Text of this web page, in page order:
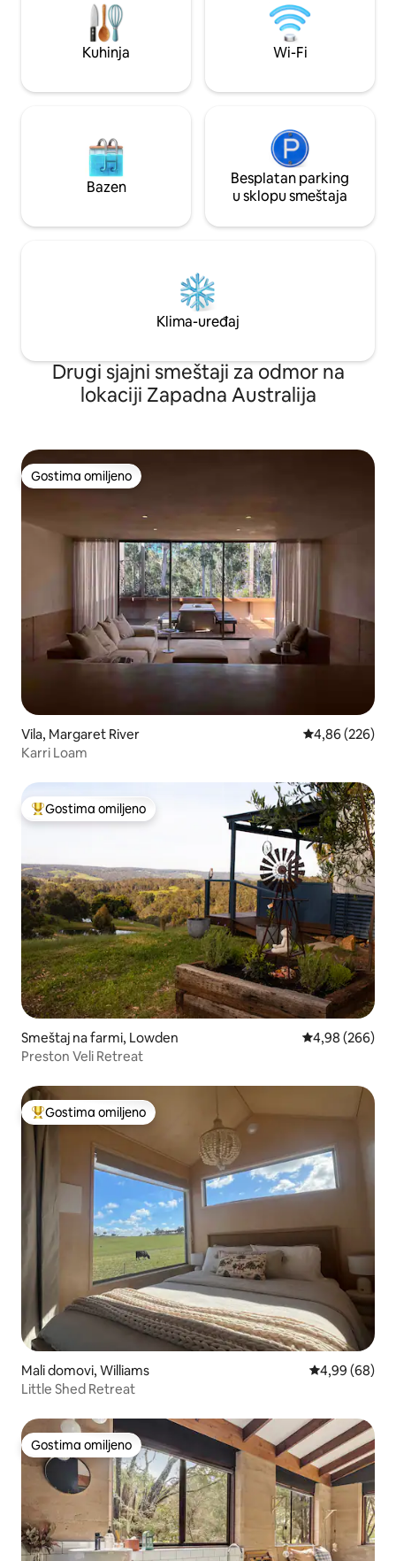
opuštanje i udisanje svježeg vazduha.
Srdačno dočekujemo sve goste i
nastojimo da stvorimo inkluzivan i
bezbjedan prostor za sve.
legendarne
nenadmašnom
Kuhinja Wi-Fi
Bazen
Besplatan parking
u sklopu smeštaja
Klima-uređaj
Drugi sjajni smeštaji za odmor na
lokaciji Zapadna Australija
Gostima omiljeno
Gostima omiljeno
Vila, Margaret River Prosečna
4,86 (226)
Karri Loam
Najuspešniji među gostima omiljenim
Gostima omiljeno
Smeštaj na farmi, Lowden Prosečna
4,98 (266)
Preston Veli Retreat
Najuspešniji među gostima omiljenim
Gostima omiljeno
Mali domovi, Williams Prosečna
4,99 (68)
Little Shed Retreat
Gostima omiljeno
Gostima omiljeno